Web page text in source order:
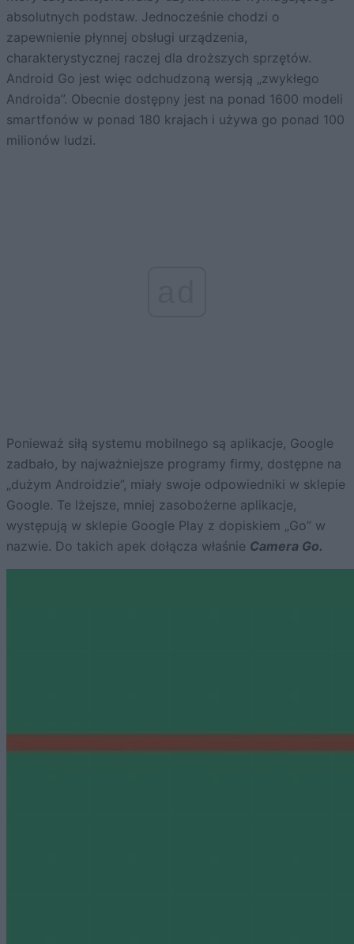
absolutnych podstaw. Jednocześnie chodzi o
zapewnienie płynnej obsługi urządzenia,
charakterystycznej raczej dla droższych sprzętów.
Android Go jest więc odchudzoną wersją „zwykłego
Androida”. Obecnie dostępny jest na ponad 1600 modeli
smartfonów w ponad 180 krajach i używa go ponad 100
milionów ludzi.
Ponieważ siłą systemu mobilnego są aplikacje, Google
zadbało, by najważniejsze programy firmy, dostępne na
„dużym Androidzie”, miały swoje odpowiedniki w sklepie
Google. Te lżejsze, mniej zasobożerne aplikacje,
występują w sklepie Google Play z dopiskiem „Go” w
nazwie. Do takich apek dołącza właśnie Camera Go.